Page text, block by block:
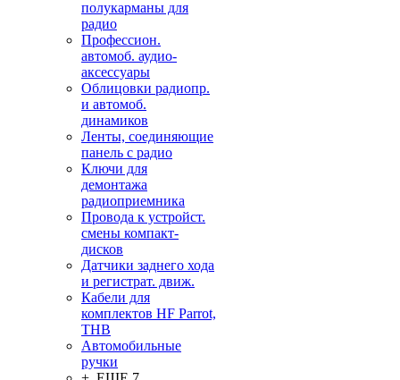
полукарманы для
радио
Профессион.
автомоб. аудио-
аксессуары
Облицовки радиопр.
и автомоб.
динамиков
Ленты, соединяющие
панель с радио
Ключи для
демонтажа
радиоприемника
Провода к устройст.
смены компакт-
дисков
Датчики заднего хода
и регистрат. движ.
Кабели для
комплектов HF Parrot,
THB
Автомобильные
ручки